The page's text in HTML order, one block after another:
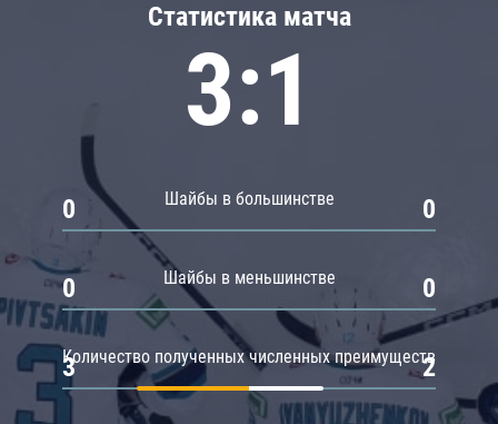
Статистика матча
3:1
Шайбы в большинстве
0 0
Шайбы в меньшинстве
0 0
Количество полученных численных преимуществ
3 2